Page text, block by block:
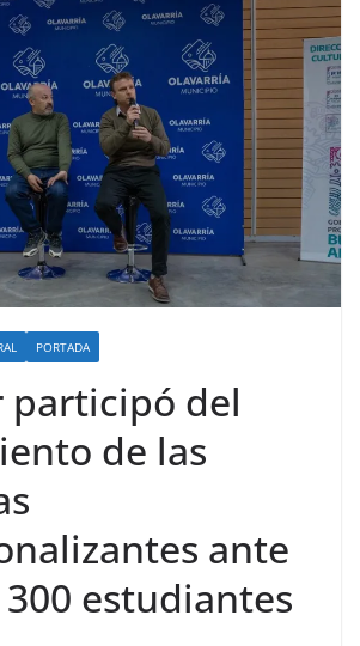
PORTADA
participó del
de las
ante
estudiantes